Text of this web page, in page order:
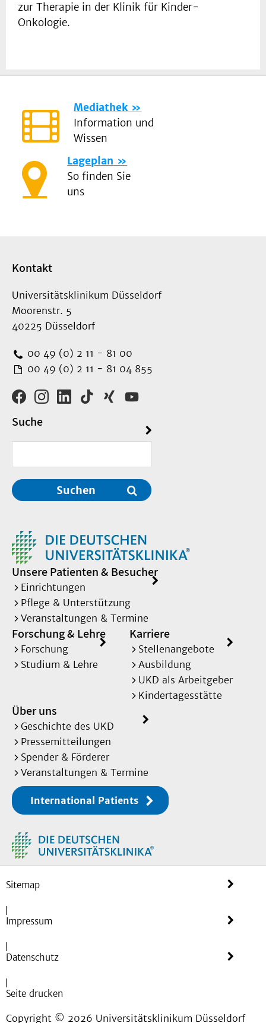
zur Therapie in der Klinik für Kinder-
Onkologie.
Mediathek
Information und
Wissen
Lageplan
So finden Sie
uns
Kontakt
Universitätsklinikum Düsseldorf
Moorenstr. 5
40225 Düsseldorf
00 49 (0) 2 11 - 81 00
00 49 (0) 2 11 - 81 04 855
Suche
Suchen
Unsere Patienten & Besucher
Einrichtungen
Pflege & Unterstützung
Veranstaltungen & Termine
Forschung & Lehre
Forschung
Studium & Lehre
Karriere
Stellenangebote
Ausbildung
UKD als Arbeitgeber
Kindertagesstätte
Über uns
Geschichte des UKD
Pressemitteilungen
Spender & Förderer
Veranstaltungen & Termine
International Patients
Sitemap
Impressum
Datenschutz
Seite drucken
Copyright © 2026 Universitätsklinikum Düsseldorf